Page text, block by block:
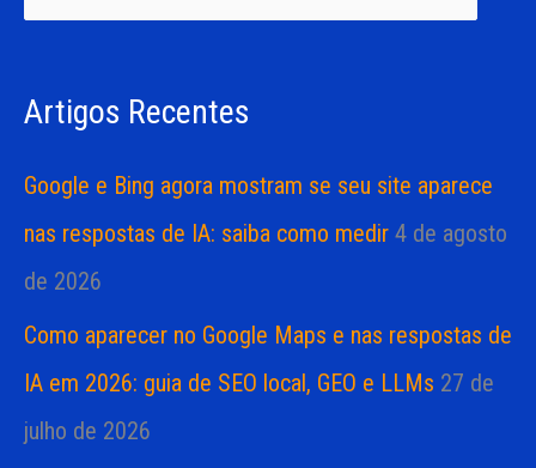
i
a
r
o
sArtigos Recentes
Google e Bing agora mostram se seu site aparece
nas respostas de IA: saiba como medir 4 de agosto
de 2026
Como aparecer no Google Maps e nas respostas de
IA em 2026: guia de SEO local, GEO e LLMs 27 de
julho de 2026